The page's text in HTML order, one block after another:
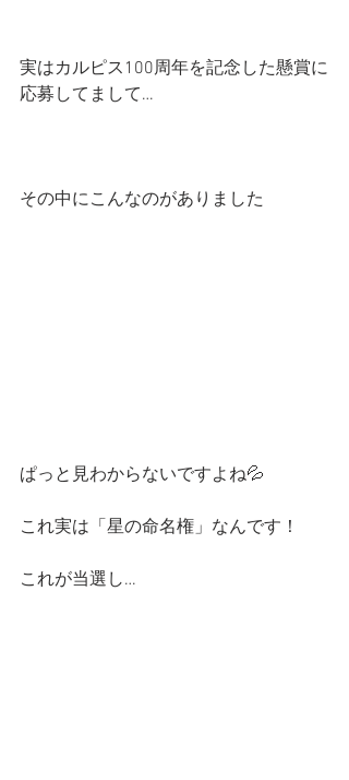
実はカルピス100周年を記念した懸賞に
応募してまして…
その中にこんなのがありました
ぱっと見わからないですよね💦
これ実は「星の命名権」なんです！
これが当選し…